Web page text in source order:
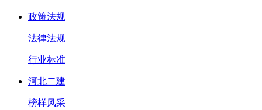
政策法规
法律法规
行业标准
河北二建
榜样风采